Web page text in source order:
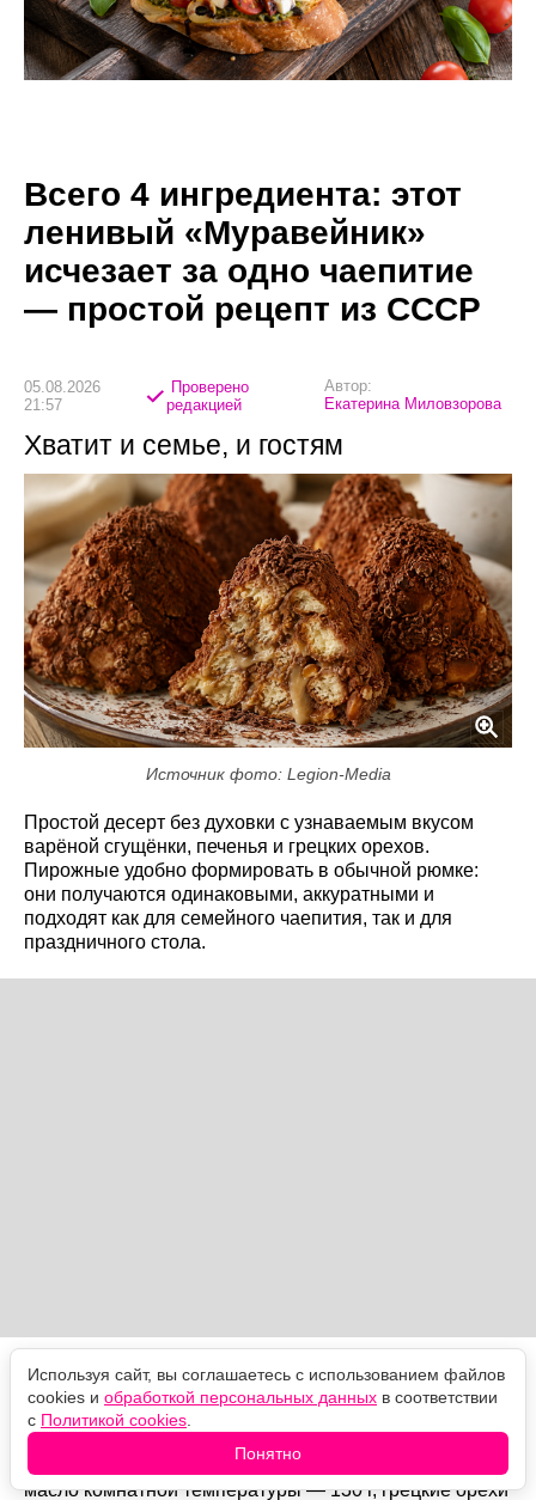
Всего 4 ингредиента: этот
ленивый «Муравейник»
исчезает за одно чаепитие
— простой рецепт из СССР
05.08.2026
21:57
Проверено
редакцией
Автор:
Екатерина Миловзорова
Хватит и семье, и гостям
Источник фото: Legion-Media
Простой десерт без духовки с узнаваемым вкусом
варёной сгущёнки, печенья и грецких орехов.
Пирожные удобно формировать в обычной рюмке:
они получаются одинаковыми, аккуратными и
подходят как для семейного чаепития, так и для
праздничного стола.
Ингредиенты
Печенье «Топлёное молоко» или другое песочное —
600 г, варёное сгущённое молоко — 500 г, сливочное
масло комнатной температуры — 130 г, грецкие орехи
Используя сайт, вы соглашаетесь с использованием файлов
cookies и обработкой персональных данных в соответствии
с Политикой cookies
Понятно